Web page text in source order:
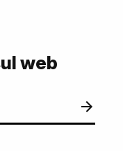
web